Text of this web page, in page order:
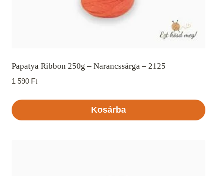
Papatya Ribbon 250g – Narancssárga – 2125
1 590 Ft
Kosárba